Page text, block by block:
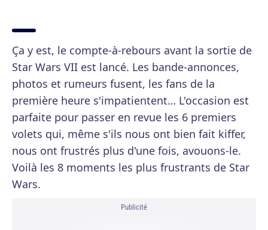
Ça y est, le compte-à-rebours avant la sortie de
Star Wars VII est lancé. Les bande-annonces,
photos et rumeurs fusent, les fans de la
première heure s'impatientent… L'occasion est
parfaite pour passer en revue les 6 premiers
volets qui, même s'ils nous ont bien fait kiffer,
nous ont frustrés plus d'une fois, avouons-le.
Voilà les 8 moments les plus frustrants de Star
Wars.
Publicité